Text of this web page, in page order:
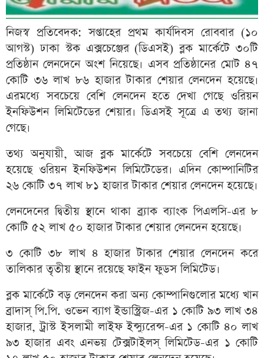
নিজস্ব প্রতিবেদক: সপ্তাহের প্রথম কার্যদিবস রোববার (১০
আগস্ট) ঢাকা স্টক এক্সচেঞ্জের (ডিএসই) ব্লক মার্কেটে ৩০টি
প্রতিষ্ঠান লেনদেনে অংশ নিয়েছে। এসব প্রতিষ্ঠানের মোট ৪৭
কোটি ৩৬ লাখ ৮৬ হাজার টাকার শেয়ার লেনদেন হয়েছে।
এরমধ্যে সবচেয়ে বেশি লেনদেন হতে দেখা গেছে ওরিয়ন
ইনফিউশন লিমিটেডের শেয়ার। ডিএসই সূত্রে এ তথ্য জানা
গেছে।
তথ্য অনুযায়ী, আজ ব্লক মার্কেটে সবচেয়ে বেশি লেনদেন
হয়েছে ওরিয়ন ইনফিউশন লিমিটেডের। এদিন কোম্পানিটির
২৬ কোটি ৩৭ লাখ ৮১ হাজার টাকার শেয়ার লেনদেন হয়েছে।
লেনদেনের দ্বিতীয় স্থানে থাকা ব্র্যাক ব্যাংক পিএলসি-এর ৮
কোটি ৫২ লাখ ৫০ হাজার টাকার শেয়ার লেনদেন হয়েছে।
৩ কোটি ৩৮ লাখ ৪ হাজার টাকার শেয়ার লেনদেন করে
তালিকার তৃতীয় স্থানে রয়েছে ফাইন ফুডস লিমিটেড।
ব্লক মার্কেটে বড় লেনদেন করা অন্য কোম্পানিগুলোর মধ্যে খান
ব্রাদাস্‌ পি.পি. ওভেন ব্যাগ ইন্ডাস্ট্রিজ-এর ১ কোটি ৯৩ লাখ ৩৪
হাজার, ট্রাস্ট ইসলামী লাইফ ইন্স্যুরেন্স-এর ১ কোটি ৪০ লাখ
৯৩ হাজার এবং এনভয় টেক্সটাইলস্‌ লিমিটেড-এর ১ কোটি